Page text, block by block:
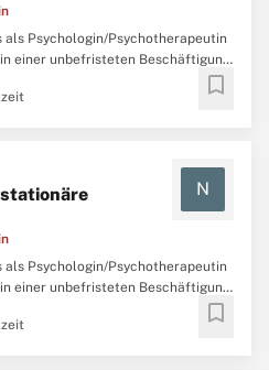
als Psychologin/Psychotherapeutin
einer unbefristeten Beschäftigung
und unserem Mutter- Vater- Kind-
bookmark
N
als Psychologin/Psychotherapeutin
einer unbefristeten Beschäftigung
und unserem Mutter- Vater- Kind-
bookmark